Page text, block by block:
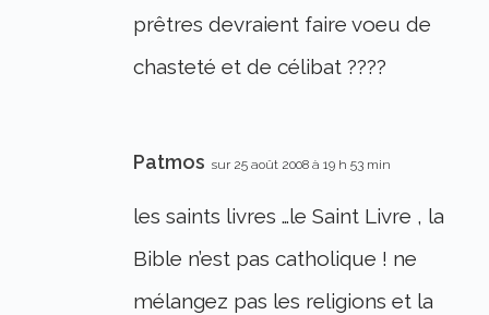
prêtres devraient faire voeu de
chasteté et de célibat ????
Patmos sur 25 août 2008 à 19 h 53 min
les saints livres …le Saint Livre , la
Bible n’est pas catholique ! ne
mélangez pas les religions et la